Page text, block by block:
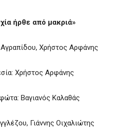
ήρθε από μακριά»
Αγραπίδου, Χρήστος Αρφάνης
Χρήστος Αρφάνης
Βαγιανός Καλαθάς
Γιάννης Οιχαλιώτης